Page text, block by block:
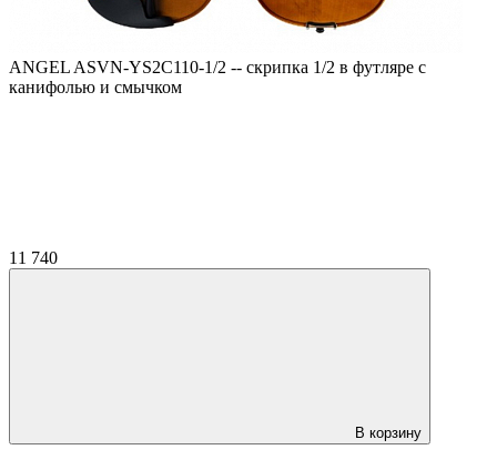
ANGEL ASVN-YS2C110-1/2 -- скрипка 1/2 в футляре с
канифолью и смычком
11 740
В корзину